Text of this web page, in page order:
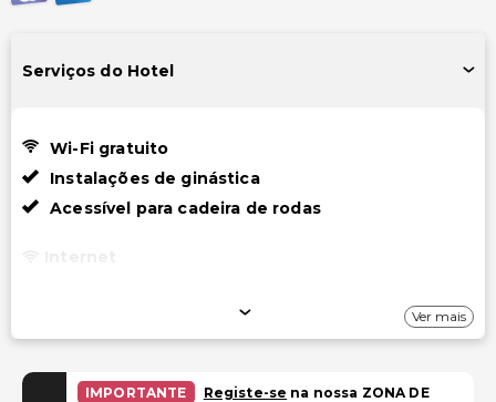
Serviços do Hotel
Wi-Fi gratuito
Instalações de ginástica
Acessível para cadeira de rodas
Estacionamento
Estacionamento (taxa extra)
Ver mais
IMPORTANTE Registe-se na nossa ZONA DE